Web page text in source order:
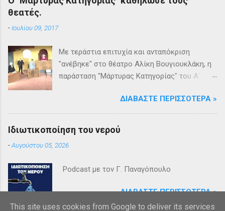
θεατές.
-Ιουλίου 09, 2017
Με τεράστια επιτυχία και ανταπόκριση
"ανέβηκε" στο θέατρο Αλίκη Βουγιουκλάκη, η
παράσταση "Μάρτυρας Κατηγορίας" του Α΄
Βριλησσίων. Το θέατρο γέμισε και πάνω από
1500 θεατές και τις δύο βραδιές απόλαυσαν
κυριολεκτικά μία σπουδαία παράσταση
υψηλής δραματουργίας. Το έργο της Αγκάθα
Κρίστι καθήλωσε τους θεατρόφιλους σε όλη
πλοκή, οι μεγάλες ανατροπές και ένα
παρακολούθησαν το έργο και τους έμειναν
ΔΙΑΒΆΣΤΕ ΠΕΡΙΣΣΌΤΕΡΑ »
Ιδιωτικοποίηση του νερού
-Αυγούστου 05, 2026
Podcast με τον Γ. Παναγόπουλο
ΔΙΑΒΆΣΤΕ ΠΕΡΙΣΣΌΤΕΡΑ »
This site uses cookies from Google to deliver its services